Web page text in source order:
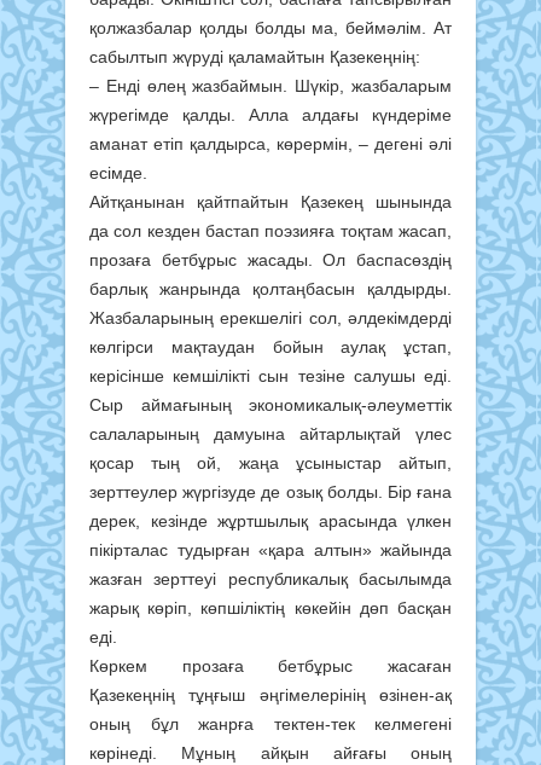
қолжазбалар қолды болды ма, беймәлім. Ат
сабылтып жүруді қаламайтын Қазекеңнің:
– Енді өлең жазбаймын. Шүкір, жазбаларым
жүрегімде қалды. Алла алдағы күндеріме
аманат етіп қалдырса, көрермін, – дегені әлі
есімде.
Айтқанынан қайтпайтын Қазекең шынында
да сол кезден бастап поэзияға тоқтам жасап,
прозаға бетбұрыс жасады. Ол баспасөздің
барлық жанрында қолтаңбасын қалдырды.
Жазбаларының ерекшелігі сол, әлдекімдерді
көлгірси мақтаудан бойын аулақ ұстап,
керісінше кемшілікті сын тезіне салушы еді.
Сыр аймағының экономикалық-әлеуметтік
салаларының дамуына айтарлықтай үлес
қосар тың ой, жаңа ұсыныстар айтып,
зерттеулер жүргізуде де озық болды. Бір ғана
дерек, кезінде жұртшылық арасында үлкен
пікірталас тудырған «қара алтын» жайында
жазған зерттеуі республикалық басылымда
жарық көріп, көпшіліктің көкейін дөп басқан
еді.
Көркем прозаға бетбұрыс жасаған
Қазекеңнің тұңғыш әңгімелерінің өзінен-ақ
оның бұл жанрға тектен-тек келмегені
көрінеді. Мұның айқын айғағы оның